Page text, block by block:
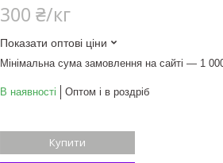
300 ₴/кг
Показати оптові ціни
Мінімальна сума замовлення на сайті — 1
В наявності Оптом і в роздріб
Купити